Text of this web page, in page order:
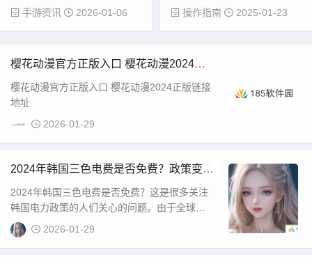
妈决定带着三个姨妈一同庆祝
的联结。四个女性齐聚一堂，
气氛温馨且充满欢乐，让这一
天变得与众不同。无论是回忆
美好，妈妈和姨妈们的互动让
大家感受到了家
手游资讯 2026-01-06
戏）逐渐获得了不少玩家的关
量的游戏爱好者。这些游戏不
仅提供了丰富的剧情和角色设
定，还常常包含一些有趣的互
戏内容而不想花费
操作指南 2025-01-23
樱花动漫官方正版入口 樱花动漫2024正
版链接地址
樱花动漫官方正版入口 樱花动漫2024正版链接
地址
2026-01-29
2024年韩国三色电费是否免费？政策变化
与实际情况解析
2024年韩国三色电费是否免费？这是很多关注
韩国电力政策的人们关心的问题。由于全球能
源市场的变化，韩国的电价政策也在不断调整
中，尤其是在三色电费系统下，消费者是否能
2026-01-29